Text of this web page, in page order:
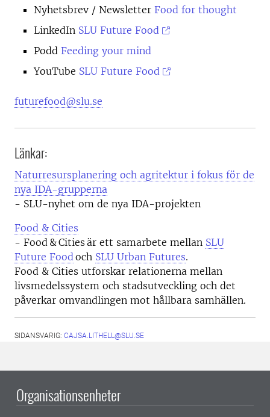
Nyhetsbrev / Newsletter Food for thought
LinkedIn SLU Future Food
Podd Feeding your mind
YouTube SLU Future Food
futurefood@slu.se
Länkar:
Naturresursplanering och agritektur i fokus för de
nya IDA-grupperna
- SLU-nyhet om de nya IDA-projekten
Food & Cities
- Food & Cities är ett samarbete mellan SLU
Future Foodoch SLU Urban Futures.
Food & Cities utforskar relationerna mellan
livsmedelssystem och stadsutveckling och det
påverkar omvandlingen mot hållbara samhällen.
SIDANSVARIG: CAJSA.LITHELL@SLU.SE
Organisationsenheter